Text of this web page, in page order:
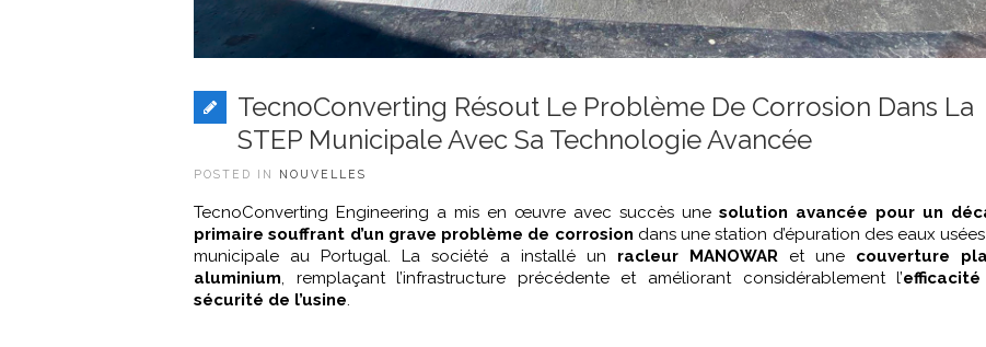
TecnoConverting Résout Le Problème De Corrosion Dans La
STEP Municipale Avec Sa Technologie Avancée
POSTED IN NOUVELLES
TecnoConverting Engineering a mis en œuvre avec succès une solution avancée pour un
primaire souffrant d’un grave problème de corrosion dans une station d’épuration des eaux usées
municipale au Portugal. La société a installé un racleur MANOWARet une couverture
aluminium, remplaçant l’infrastructure précédente et améliorant considérablement l’
sécurité de l’usine.